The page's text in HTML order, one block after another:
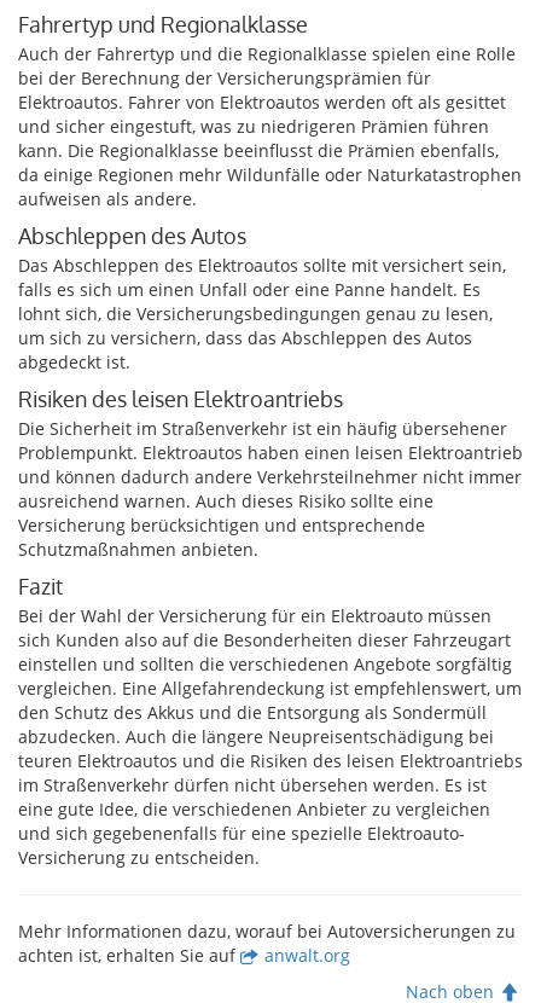
Fahrertyp und Regionalklasse
Auch der Fahrertyp und die Regionalklasse spielen eine Rolle
bei der Berechnung der Versicherungsprämien für
Elektroautos. Fahrer von Elektroautos werden oft als gesittet
und sicher eingestuft, was zu niedrigeren Prämien führen
kann. Die Regionalklasse beeinflusst die Prämien ebenfalls,
da einige Regionen mehr Wildunfälle oder Naturkatastrophen
aufweisen als andere.
Abschleppen des Autos
Das Abschleppen des Elektroautos sollte mit versichert sein,
falls es sich um einen Unfall oder eine Panne handelt. Es
lohnt sich, die Versicherungsbedingungen genau zu lesen,
um sich zu versichern, dass das Abschleppen des Autos
abgedeckt ist.
Risiken des leisen Elektroantriebs
Die Sicherheit im Straßenverkehr ist ein häufig übersehener
Problempunkt. Elektroautos haben einen leisen Elektroantrieb
und können dadurch andere Verkehrsteilnehmer nicht immer
ausreichend warnen. Auch dieses Risiko sollte eine
Versicherung berücksichtigen und entsprechende
Schutzmaßnahmen anbieten.
Fazit
Bei der Wahl der Versicherung für ein Elektroauto müssen
sich Kunden also auf die Besonderheiten dieser Fahrzeugart
einstellen und sollten die verschiedenen Angebote sorgfältig
vergleichen. Eine Allgefahrendeckung ist empfehlenswert, um
den Schutz des Akkus und die Entsorgung als Sondermüll
abzudecken. Auch die längere Neupreisentschädigung bei
teuren Elektroautos und die Risiken des leisen Elektroantriebs
im Straßenverkehr dürfen nicht übersehen werden. Es ist
eine gute Idee, die verschiedenen Anbieter zu vergleichen
und sich gegebenenfalls für eine spezielle Elektroauto-
Versicherung zu entscheiden.
Mehr Informationen dazu, worauf bei Autoversicherungen zu
achten ist, erhalten Sie auf
anwalt.org
Nach oben